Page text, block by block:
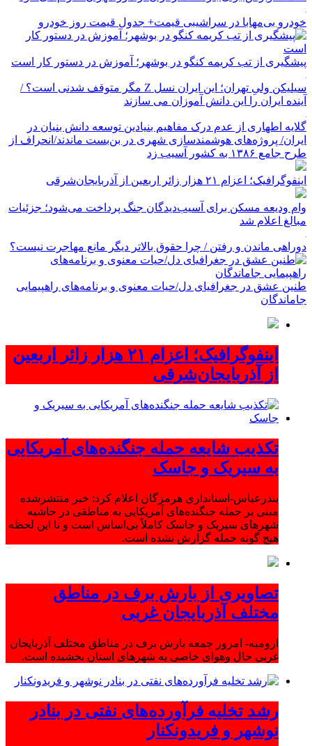
خودرو بی‌مهابا در سراشیبی قیمت+ جدول قیمت روز خودرو
پیشگیری از تب کریمه کنگو در بوشهر؛ آموزش در دستور کار است
سیلیکن ولیِ تهران؛ این ایران نسل Z مگر متوقف شدنی است؟ /
آینده ایران را این دانش آموزان می سازند
گلایه اطهاری از عدم درک مفاهیم بنیادین توسعه دانش بنیان در
ایران/ پروژه‌های هوشمندسازی شهری در بن‌بست ماندند/انحراف از
طرح جامع ۱۳۸۶ به کشور آسیب زد
اینفوگرافیک؛ اعزام ۲۱ هزار زائر اربعین از آذربایجان‌شرقی
وام ودیعه مسکن برای آسیب‌دیدگان جنگ پرداخت می‌شود؛ جزئیات
مبالغ اعلام شد
دوراهی ماندن و رفتن / چرا حقوق بالاتر دیگر مانع مهاجرت نیست؟
طنین عشق در جغرافیای دل/حیات معنوی و برنامه‌های راهپیمایی
جاماندگان
اینفوگرافیک؛ اعزام ۲۱ هزار زائر اربعین
از آذربایجان‌شرقی
تکذیب شایعه حمله جنگنده‌های آمریکایی
به سیریک و جاسک
بندرعباس-استانداری هرمزگان اعلام کرد: خبر منتشرشده
مبنی بر حمله جنگنده‌های آمریکایی به مناطقی در حاشیه
شهرهای سیریک و جاسک کاملاً بی‌اساس است و تا این لحظه
هیچ گونه حمله گزارش نشده است.
تصاویری از بارش برف در مناطق
مختلف آذربایجان غربی
ارومیه- امروز جمعه بارش برف در مناطق مختلف آذربایجان
غربی حال وهوای خاصی به شهرهای استان بخشیده است.
رشد تخلیه فرآورده‌های نفتی در بنادر
نوشهر و فریدونکنار